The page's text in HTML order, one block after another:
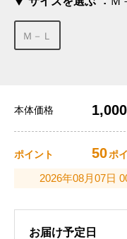
Ｍ－Ｌ
本体価格
ポイント 50ポ
2026年08月07日
お届け予定日